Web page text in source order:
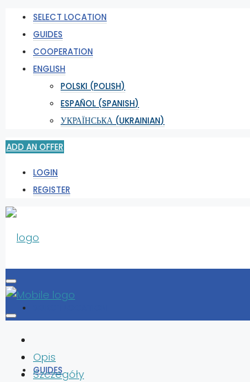
SELECT LOCATION
GUIDES
COOPERATION
ENGLISH
POLSKI (POLISH)
ESPAÑOL (SPANISH)
УКРАЇНСЬКА (UKRAINIAN)
ADD AN OFFER
LOGIN
REGISTER
GUIDES
Opis
Szczegóły